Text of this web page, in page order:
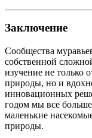
Заключение
Сообщества
собственной
изучение не только
природы, но и
инновационных
годом мы все
маленькие
природы.